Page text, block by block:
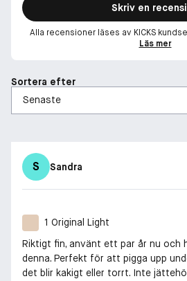
Skriv en
Alla recensioner läses av KICKS
Läs mer
Sortera efter
S Sandra
1 Original Light
Riktigt fin, använt ett par år nu och
denna. Perfekt för att pigga upp
det blir kakigt eller torrt. Inte